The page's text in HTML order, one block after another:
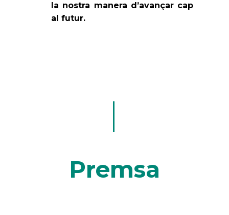
la nostra manera d’avançar cap
al futur.
Premsa